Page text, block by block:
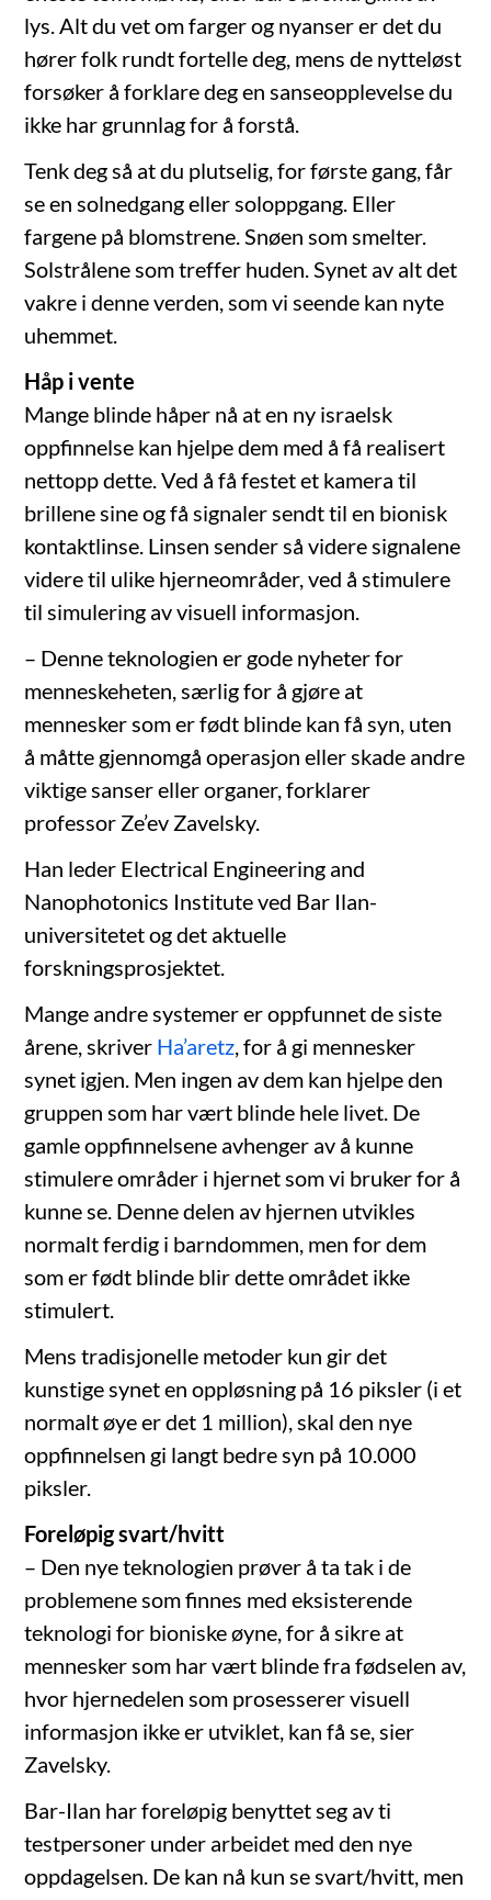
lys. Alt du vet om farger og nyanser er det du
hører folk rundt fortelle deg, mens de nytteløst
forsøker å forklare deg en sanseopplevelse du
ikke har grunnlag for å forstå.
Tenk deg så at du plutselig, for første gang, får
se en solnedgang eller soloppgang. Eller
fargene på blomstrene. Snøen som smelter.
Solstrålene som treffer huden. Synet av alt det
vakre i denne verden, som vi seende kan nyte
uhemmet.
Håp i vente
Mange blinde håper nå at en ny israelsk
oppfinnelse kan hjelpe dem med å få realisert
nettopp dette. Ved å få festet et kamera til
brillene sine og få signaler sendt til en bionisk
kontaktlinse. Linsen sender så videre signalene
videre til ulike hjerneområder, ved å stimulere
til simulering av visuell informasjon.
– Denne teknologien er gode nyheter for
menneskeheten, særlig for å gjøre at
mennesker som er født blinde kan få syn, uten
å måtte gjennomgå operasjon eller skade andre
viktige sanser eller organer, forklarer
professor Ze’ev Zavelsky.
Han leder Electrical Engineering and
Nanophotonics Institute ved Bar Ilan-
universitetet og det aktuelle
forskningsprosjektet.
Mange andre systemer er oppfunnet de siste
årene, skriver Ha’aretz, for å gi mennesker
synet igjen. Men ingen av dem kan hjelpe den
gruppen som har vært blinde hele livet. De
gamle oppfinnelsene avhenger av å kunne
stimulere områder i hjernet som vi bruker for å
kunne se. Denne delen av hjernen utvikles
normalt ferdig i barndommen, men for dem
som er født blinde blir dette området ikke
stimulert.
Mens tradisjonelle metoder kun gir det
kunstige synet en oppløsning på 16 piksler (i et
normalt øye er det 1 million), skal den nye
oppfinnelsen gi langt bedre syn på 10.000
piksler.
Foreløpig svart/hvitt
– Den nye teknologien prøver å ta tak i de
problemene som finnes med eksisterende
teknologi for bioniske øyne, for å sikre at
mennesker som har vært blinde fra fødselen av,
hvor hjernedelen som prosesserer visuell
informasjon ikke er utviklet, kan få se, sier
Zavelsky.
Bar-Ilan har foreløpig benyttet seg av ti
testpersoner under arbeidet med den nye
oppdagelsen. De kan nå kun se svart/hvitt, men